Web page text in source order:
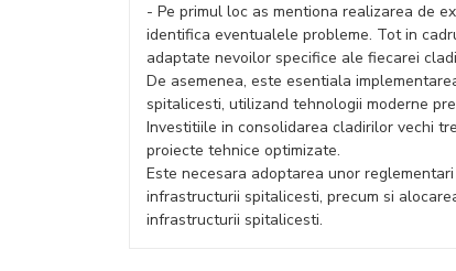
- Pe primul loc as mentiona realizarea de
identifica eventualele probleme. Tot in
adaptate nevoilor specifice ale fiecarei
De asemenea, este esentiala
spitalicesti, utilizand tehnologii moderne
Investitiile in consolidarea cladirilor vechi
proiecte tehnice optimizate.
Este necesara adoptarea unor
infrastructurii spitalicesti, precum si
infrastructurii spitalicesti.